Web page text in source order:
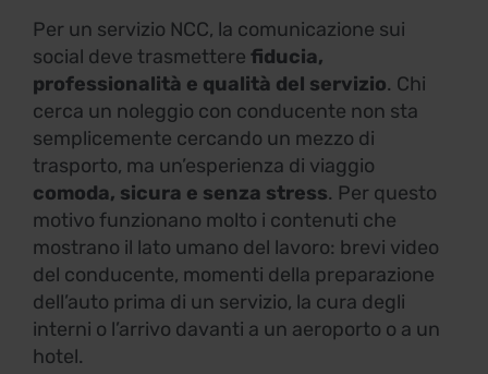
Per un servizio NCC, la comunicazione sui
social deve trasmettere fiducia,
professionalità e qualità del servizio. Chi
cerca un noleggio con conducente non sta
semplicemente cercando un mezzo di
trasporto, ma un’esperienza di viaggio
comoda, sicura e senza stress. Per questo
motivo funzionano molto i contenuti che
mostrano il lato umano del lavoro: brevi video
del conducente, momenti della preparazione
dell’auto prima di un servizio, la cura degli
interni o l’arrivo davanti a un aeroporto o a un
hotel.